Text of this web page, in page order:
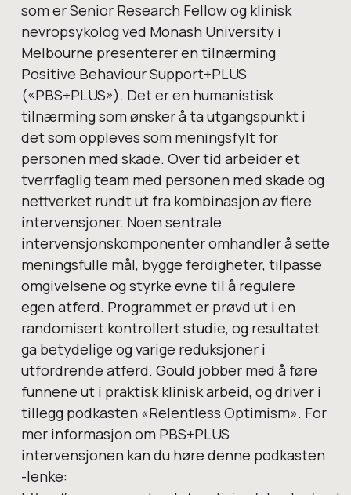
som er Senior Research Fellow og klinisk
nevropsykolog ved Monash University i
Melbourne presenterer en tilnærming
Positive Behaviour Support+PLUS
(«PBS+PLUS»). Det er en humanistisk
tilnærming som ønsker å ta utgangspunkt i
det som oppleves som meningsfylt for
personen med skade. Over tid arbeider et
tverrfaglig team med personen med skade og
nettverket rundt ut fra kombinasjon av flere
intervensjoner. Noen sentrale
intervensjonskomponenter omhandler å sette
meningsfulle mål, bygge ferdigheter, tilpasse
omgivelsene og styrke evne til å regulere
egen atferd. Programmet er prøvd ut i en
randomisert kontrollert studie, og resultatet
ga betydelige og varige reduksjoner i
utfordrende atferd. Gould jobber med å føre
funnene ut i praktisk klinisk arbeid, og driver i
tillegg podkasten «Relentless Optimism». For
mer informasjon om PBS+PLUS
intervensjonen kan du høre denne podkasten
-lenke: